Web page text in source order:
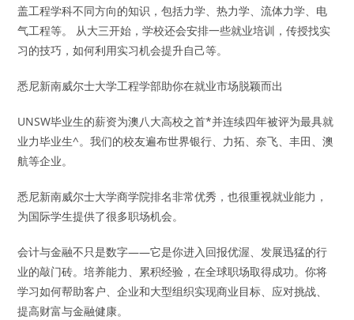
盖工程学科不同方向的知识，包括力学、热力学、流体力学、电
气工程等。 从大三开始，学校还会安排一些就业培训，传授找实
习的技巧，如何利用实习机会提升自己等。
悉尼新南威尔士大学工程学部助你在就业市场脱颖而出
UNSW毕业生的薪资为澳八大高校之首*并连续四年被评为最具就
业力毕业生^。我们的校友遍布世界银行、力拓、奈飞、丰田、澳
航等企业。
悉尼新南威尔士大学商学院排名非常优秀，也很重视就业能力，
为国际学生提供了很多职场机会。
会计与金融不只是数字——它是你进入回报优渥、发展迅猛的行
业的敲门砖。培养能力、累积经验，在全球职场取得成功。你将
学习如何帮助客户、企业和大型组织实现商业目标、应对挑战、
提高财富与金融健康。